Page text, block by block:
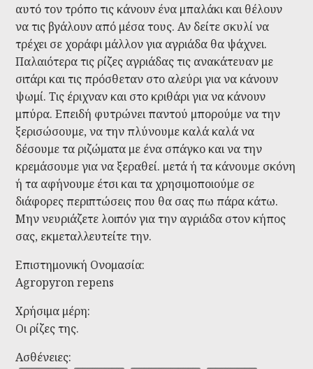
αυτό τον τρόπο τις κάνουν ένα μπαλάκι και θέλουν
να τις βγάλουν από μέσα τους. Αν δείτε σκυλί να
τρέχει σε χοράφι μάλλον για αγριάδα θα ψάχνει.
Παλαιότερα τις ρίζες αγριάδας τις ανακάτευαν με
σιτάρι και τις πρόσθεταν στο αλεύρι για να κάνουν
ψωμί. Τις έριχναν και στο κριθάρι για να κάνουν
μπύρα. Επειδή φυτρώνει παντού μπορούμε να την
ξερισώσουμε, να την πλύνουμε καλά καλά να
δέσουμε τα ριζώματα με ένα σπάγκο και να την
κρεμάσουμε για να ξεραθεί. μετά ή τα κάνουμε σκόνη
ή τα αφήνουμε έτσι και τα χρησιμοποιούμε σε
διάφορες περιπτώσεις που θα σας πω πάρα κάτω.
Μην νευριάζετε λοιπόν για την αγριάδα στον κήπος
σας, εκμεταλλευτείτε την.
Επιστημονική Ονομασία:
Agropyron repens
Χρήσιμα μέρη:
Οι ρίζες της.
Ασθένειες: